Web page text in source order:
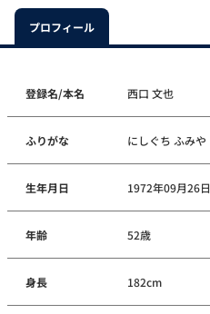
プロフィール
登録名/本名 西口 文也
ふりがな にしぐち ふみや
生年月日 1972年09月26日
年齢 52歳
身長 182cm